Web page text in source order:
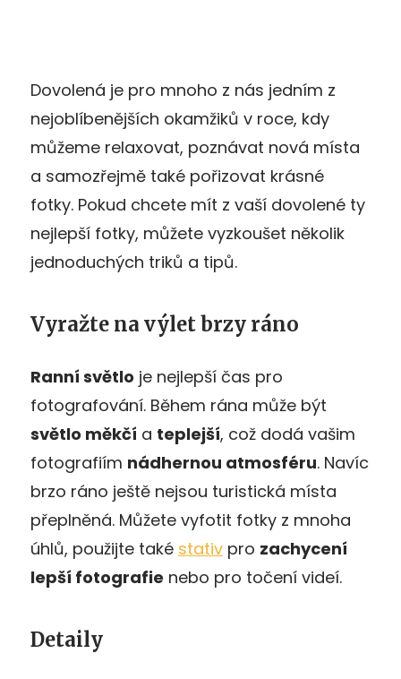
Dovolená je pro mnoho z nás jedním z
nejoblíbenějších okamžiků v roce, kdy
můžeme relaxovat, poznávat nová místa
a samozřejmě také pořizovat krásné
fotky. Pokud chcete mít z vaší dovolené ty
nejlepší fotky, můžete vyzkoušet několik
jednoduchých triků a tipů.
Vyražte na výlet brzy ráno
Ranní světlo je nejlepší čas pro
fotografování. Během rána může být
světlo měkčí a teplejší, což dodá vašim
fotografiím nádhernou atmosféru. Navíc
brzo ráno ještě nejsou turistická místa
přeplněná. Můžete vyfotit fotky z mnoha
úhlů, použijte také stativ pro zachycení
lepší fotografie nebo pro točení videí.
Detaily